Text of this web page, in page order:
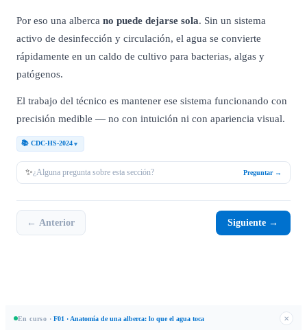
Por eso una alberca no puede dejarse sola. Sin un sistema
activo de desinfección y circulación, el agua se convierte
rápidamente en un caldo de cultivo para bacterias, algas y
patógenos.
El trabajo del técnico es mantener ese sistema funcionando con
precisión medible — no con intuición ni con apariencia visual.
📚CDC-HS-2024 ▼
CDC:
Healthy
Treatment
pH óptimo CDC: 7.2–7.8 — a pH > 8.0 el cloro pierde >80% de su
✨¿Alguna pregunta sobre esta sección? Preguntar →
← Anterior Siguiente →
En curso ·F01 · Anatomía de una alberca: lo que el agua toca ✕